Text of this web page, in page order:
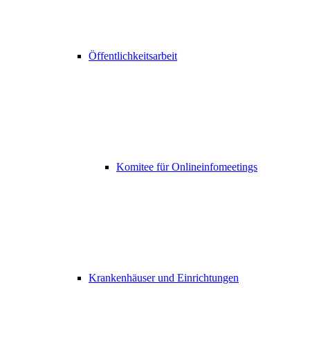
Öffentlichkeitsarbeit
Komitee für Onlineinfomeetings
Krankenhäuser und Einrichtungen